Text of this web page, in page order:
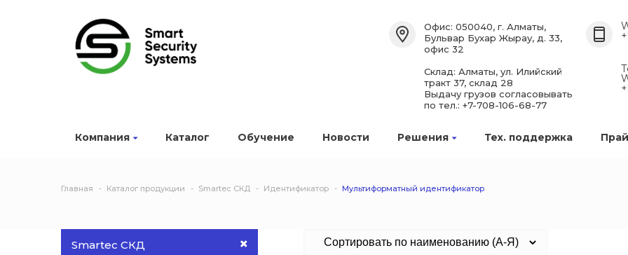
Компания Каталог Обучение Новости Решения Тех. поддержка
Офис: 050040, г. Алматы,
Бульвар Бухар Жырау, д. 33,
офис 32
Склад: Алматы, ул. Илийский
тракт 37, склад 28
Выдачу грузов согласовывать
по тел.: +7-708-106-68-77
Главная Каталог продукции Smartec СКД Идентификатор Мультиформатный идентификатор
Smartec СКД